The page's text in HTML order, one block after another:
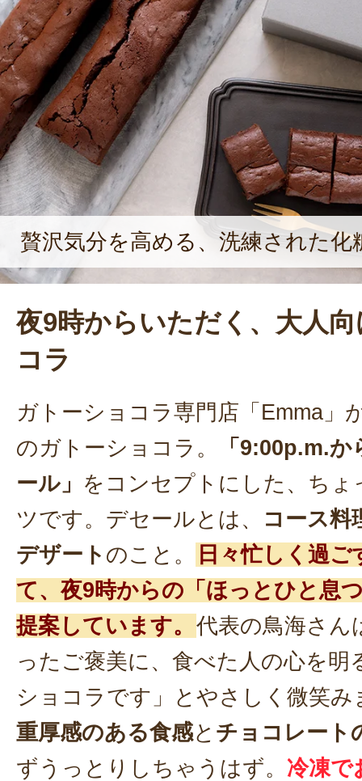
い、ちょっと特別な夜スイーツを提
や子育てで日々忙しく過ごす大人が
を食べてひと息つくことで『明日も
ってもらえたらうれしいです」と、
む。
贅沢気分を高める、洗練された化
夜9時からいただく、大人
コラ
ガトーショコラ専門店「Emma」
のガトーショコラ。
「9:00p.m.
ール」 をコンセプトにした、ちょ
ツです。デセールとは、
コース料
デザート のこと。
日々忙しく過
て、夜9時からの「ほっとひと息
提案しています。 代表の鳥海さん
ったご褒美に、食べた人の心を明
ショコラです」とやさしく微笑み
重厚感のある食感と チョコレート
ずうっとりしちゃうはず。 冷凍で